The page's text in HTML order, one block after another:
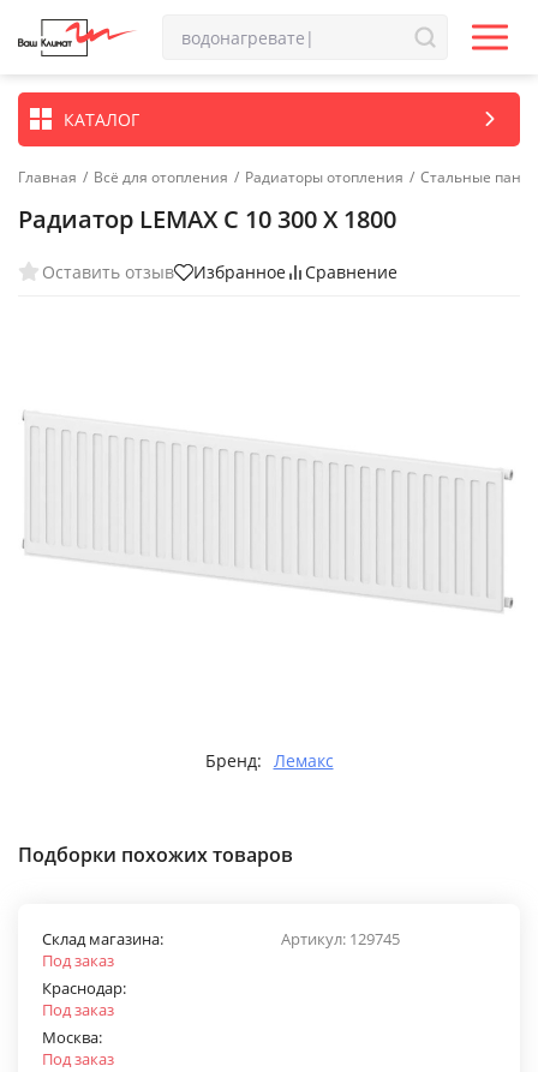
КАТАЛОГ
Главная / Всё для отопления / Радиаторы отопления / Стальные
Радиатор LEMAX C 10 300 X 1800
Оставить отзыв Избранное Сравнение
Бренд: Лемакс
Подборки похожих товаров
Артикул: 129745
Склад магазина:
Под заказ
Краснодар:
Под заказ
Москва:
Под заказ